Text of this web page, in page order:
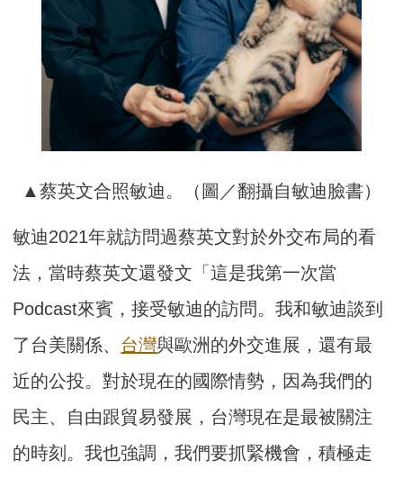
▲蔡英文合照敏迪。（圖／翻攝自敏迪臉書）
敏迪2021年就訪問過蔡英文對於外交布局的看
法，當時蔡英文還發文「這是我第一次當
Podcast來賓，接受敏迪的訪問。我和敏迪談到
了台美關係、 台灣與歐洲的外交進展，還有最
近的公投。對於現在的國際情勢，因為我們的
民主、自由跟貿易發展，台灣現在是最被關注
的時刻。我也強調，我們要抓緊機會，積極走